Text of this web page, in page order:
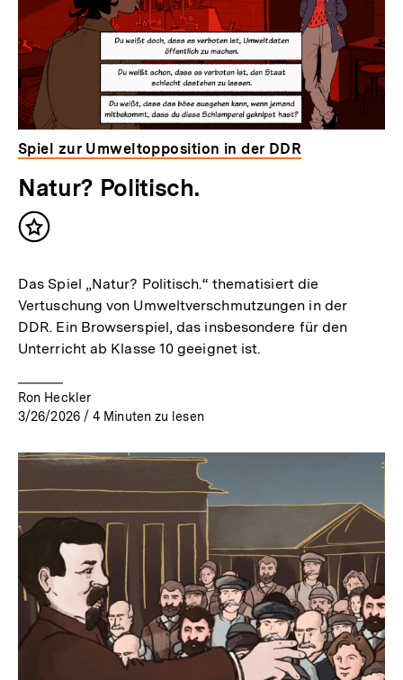
Spiel zur Umweltopposition in der DDR
Natur? Politisch.
Inhalt
Das Spiel „Natur? Politisch.“ thematisiert die
Vertuschung von Umweltverschmutzungen in der
DDR. Ein Browserspiel, das insbesondere für den
Unterricht ab Klasse 10 geeignet ist.
Ron Heckler
3/26/2026 / 4 Minuten zu lesen